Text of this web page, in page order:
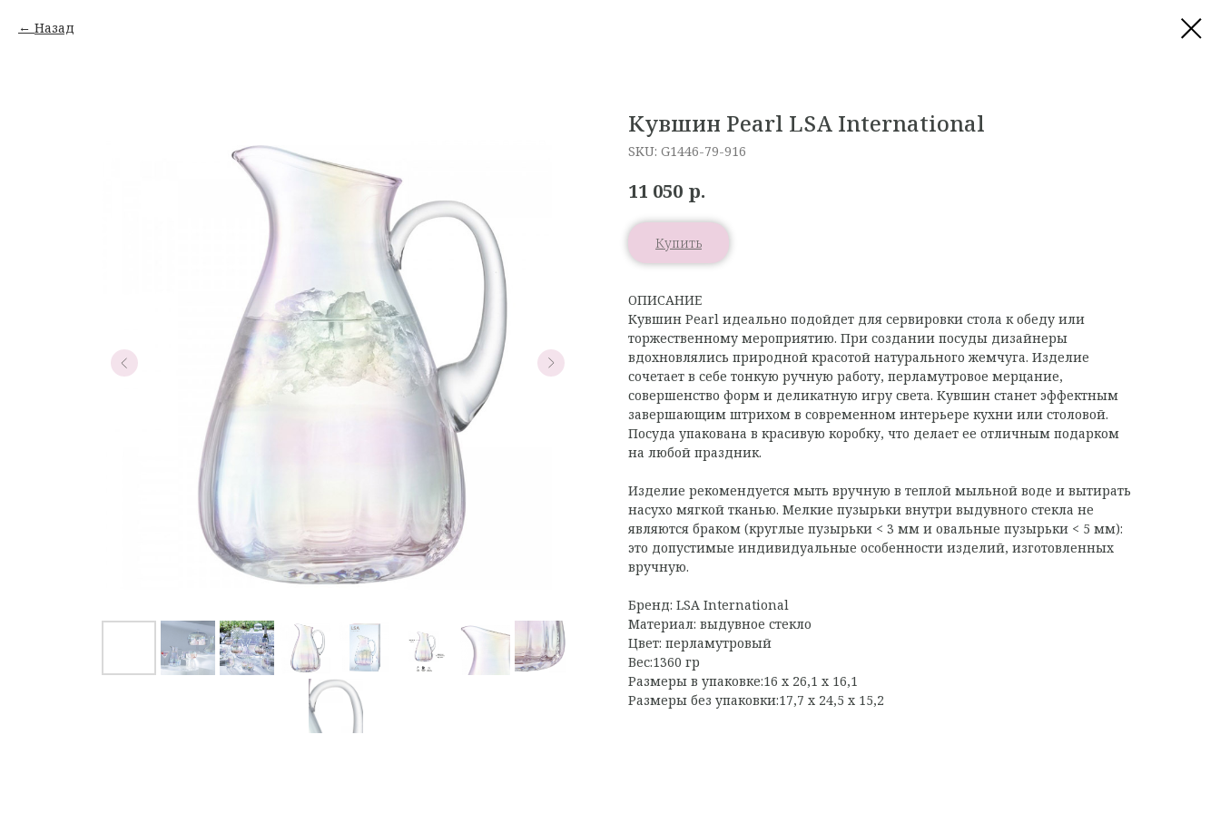
Назад
Кувшин Pearl LSA International
SKU: G1446-79-916
11 050 р.
Купить
ОПИСАНИЕ
Кувшин Pearl идеально подойдет для сервировки стола к обеду или
торжественному мероприятию. При создании посуды дизайнеры
вдохновлялись природной красотой натурального жемчуга. Изделие
сочетает в себе тонкую ручную работу, перламутровое мерцание,
совершенство форм и деликатную игру света. Кувшин станет эффектным
завершающим штрихом в современном интерьере кухни или столовой.
Посуда упакована в красивую коробку, что делает ее отличным подарком
на любой праздник.
Изделие рекомендуется мыть вручную в теплой мыльной воде и вытирать
насухо мягкой тканью. Мелкие пузырьки внутри выдувного стекла не
являются браком (круглые пузырьки < 3 мм и овальные пузырьки < 5 мм):
это допустимые индивидуальные особенности изделий, изготовленных
вручную.
Бренд: LSA International
Материал: выдувное стекло
Цвет: перламутровый
Вес:1360 гр
Размеры в упаковке:16 х 26,1 х 16,1
Размеры без упаковки:17,7 х 24,5 х 15,2